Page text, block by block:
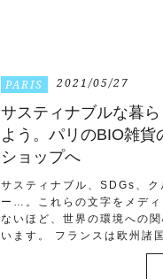
PARIS 2021/05/27
サスティナブルな暮
よう。パリのBIO雑貨
ショップへ
サスティナブル、SDGs、ク
ー…。これらの文字をメデ
ないほど、世界の環境への
います。 フランスは欧州諸